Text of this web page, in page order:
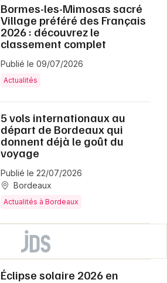
Bormes-les-Mimosas sacré
Village préféré des Français
2026 : découvrez le
classement complet
Publié le 09/07/2026
Actualités
5 vols internationaux au
départ de Bordeaux qui
donnent déjà le goût du
voyage
Publié le 22/07/2026
Bordeaux
Actualités à Bordeaux
Éclipse solaire 2026 en